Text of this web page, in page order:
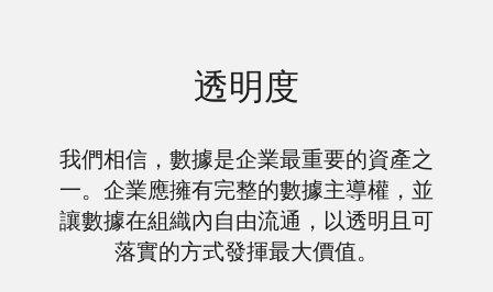
透明度
我們相信，數據是企業最重要的資產之
一。企業應擁有完整的數據主導權，並
讓數據在組織內自由流通，以透明且可
落實的方式發揮最大價值。